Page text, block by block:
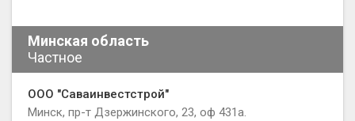
Минская область
Частное
ООО "Саваинвестстрой"
Минск, пр-т Дзержинского, 23, оф 431а.